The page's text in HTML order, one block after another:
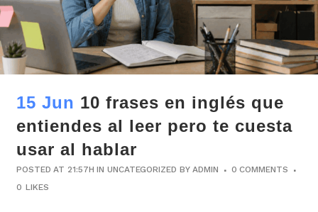
15 Jun 10 frases en inglés que
entiendes al leer pero te cuesta
usar al hablar
POSTED AT 21:57H INUNCATEGORIZED BYADMIN
0 COMMENTS
0 LIKES